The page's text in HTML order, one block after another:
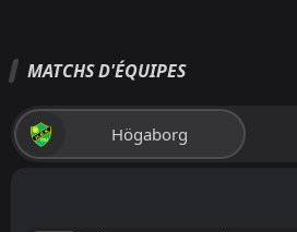
MATCHS D'ÉQUIPES
Högaborg